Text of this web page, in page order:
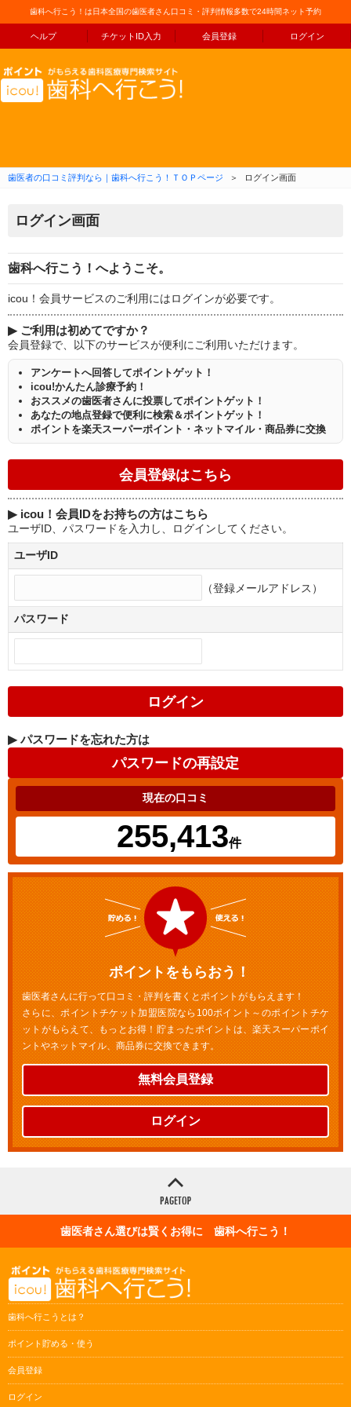
歯科へ行こう！は日本全国の歯医者さん口コミ・評判情報多数で24時間ネット予約
ヘルプ チケットID入力 会員登録 ログイン
コンテンツへ移動
歯医者の口コミ評判なら｜歯科へ行こう！ＴＯＰページ ＞ ログイン画面
ログイン画面
歯科へ行こう！へようこそ。
icou！会員サービスのご利用にはログインが必要です。
▶ ご利用は初めてですか？
会員登録で、以下のサービスが便利にご利用いただけます。
アンケートへ回答してポイントゲット！
icou!かんたん診療予約！
おススメの歯医者さんに投票してポイントゲット！
あなたの地点登録で便利に検索＆ポイントゲット！
ポイントを楽天スーパーポイント・ネットマイル・商品券に交換
▶ icou！会員IDをお持ちの方はこちら
ユーザID、パスワードを入力し、ログインしてください。
ユーザID
（登録メールアドレス）
パスワード
▶ パスワードを忘れた方は
現在の口コミ
255,413件
ポイントをもらおう！
歯医者さんに行って口コミ・評判を書くとポイントがもらえます！
さらに、ポイントチケット加盟医院なら100ポイント～のポイントチケ
ットがもらえて、もっとお得！貯まったポイントは、楽天スーパーポイ
ントやネットマイル、商品券に交換できます。
無料会員登録
ログイン
歯医者さん選びは賢くお得に 歯科へ行こう！
歯科へ行こうとは？
ポイント貯める・使う
会員登録
ログイン